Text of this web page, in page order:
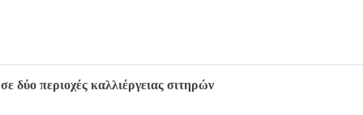
δύο περιοχές καλλιέργειας σιτηρών